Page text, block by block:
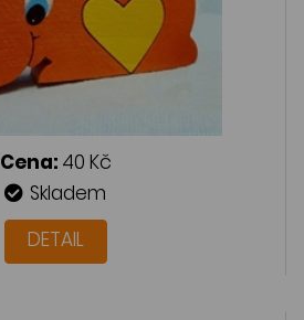
Cena: 40 Kč
Skladem
DETAIL